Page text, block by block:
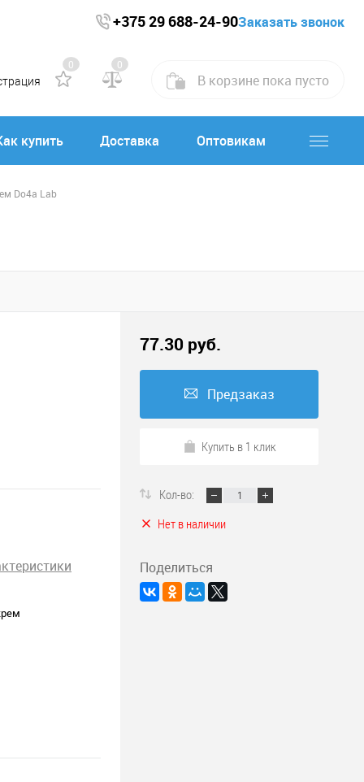
+375 29 688-24-90Заказать звонок
0 0
В корзине пока пусто
купить Доставка Оптовикам
Do4a Lab
77.30 руб.
Предзаказ
Купить в 1 клик
Кол-во:
Нет в наличии
Поделиться